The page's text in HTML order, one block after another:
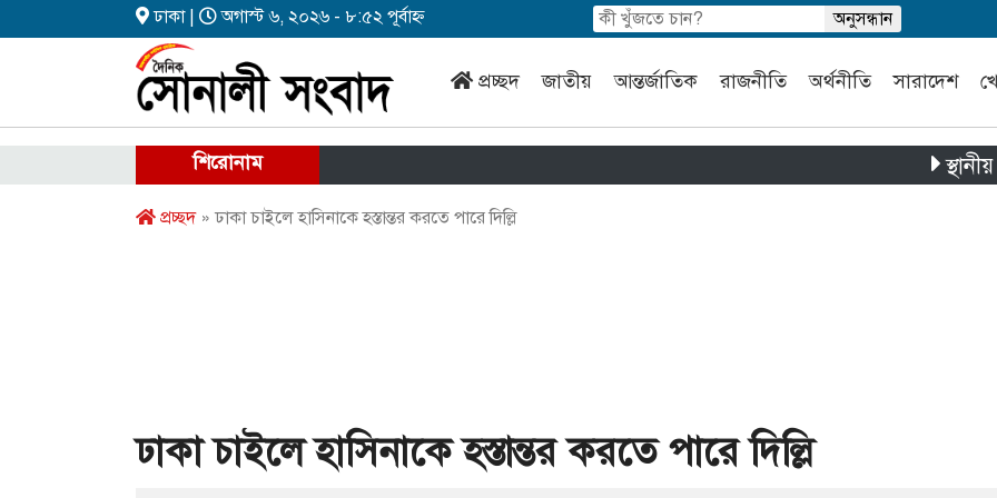
ঢাকা | অগাস্ট ৬, ২০২৬ - ৮:৫২ পূর্বাহ্ন
প্রচ্ছদ জাতীয় আন্তর্জাতিক রাজনীতি অর্থনীতি সারাদেশ
শিরোনাম স্থানীয় সরকার
প্রচ্ছদ» ঢাকা চাইলে হাসিনাকে হস্তান্তর করতে পারে দিল্লি
ঢাকা চাইলে হাসিনাকে হস্তান্তর করতে পারে দিল্লি